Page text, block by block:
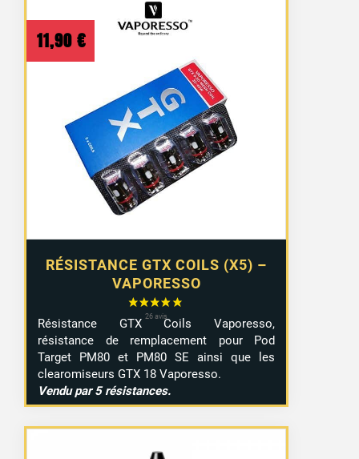
RÉSISTANCE GTX COILS (X5) –
VAPORESSO
11,90 €
Résistance GTX Coils Vaporesso,
résistance de remplacement pour Pod
Target PM80 et PM80 SE ainsi que les
clearomiseurs GTX 18 Vaporesso.
Vendu par 5 résistances.